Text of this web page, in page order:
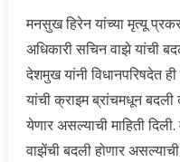
मनसुख हिरेन यांच्या मृत्यू
अधिकारी सचिन वाझे यांची
देशमुख यांनी विधानपरिषदेत
यांची क्राइम ब्रांचमधून
येणार असल्याची माहिती
वाझेंची बदली होणार